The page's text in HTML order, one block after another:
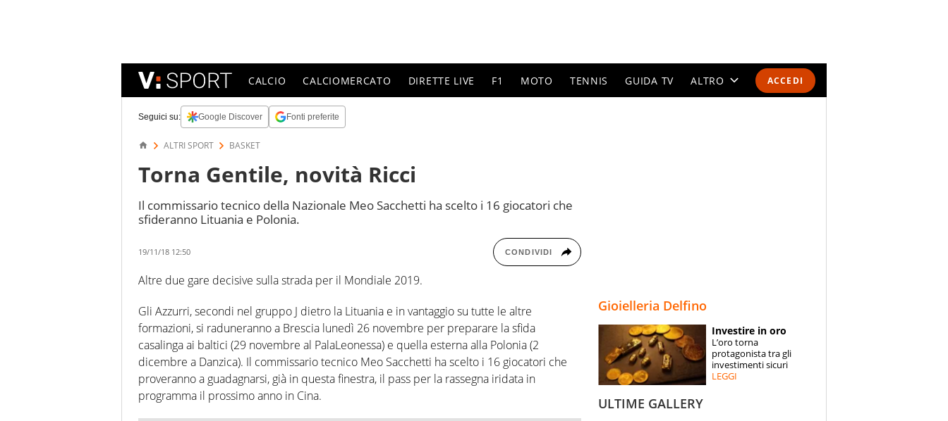
ACCEDI
CALCIO CALCIOMERCATO DIRETTE LIVE F1 MOTO TENNIS GUIDA TV ALTRO
SPECIALI
ESPERTI
Seguici su: Google Discover Fonti preferite
ALTRI SPORT BASKET
Torna Gentile, novità Ricci
Il commissario tecnico della Nazionale Meo Sacchetti ha scelto i 16 giocatori che
sfideranno Lituania e Polonia.
19/11/18 12:50 CONDIVIDI
Altre due gare decisive sulla strada per il Mondiale 2019.
Gli Azzurri, secondi nel gruppo J dietro la Lituania e in vantaggio su tutte le altre
formazioni, si raduneranno a Brescia lunedì 26 novembre per preparare la sfida
casalinga ai baltici (29 novembre al PalaLeonessa) e quella esterna alla Polonia (2
dicembre a Danzica). Il commissario tecnico Meo Sacchetti ha scelto i 16 giocatori che
proveranno a guadagnarsi, già in questa finestra, il pass per la rassegna iridata in
programma il prossimo anno in Cina.
Gioielleria Delfino
Investire in oro
L’oro torna
protagonista tra gli
investimenti sicuri
LEGGI
ULTIME GALLERY